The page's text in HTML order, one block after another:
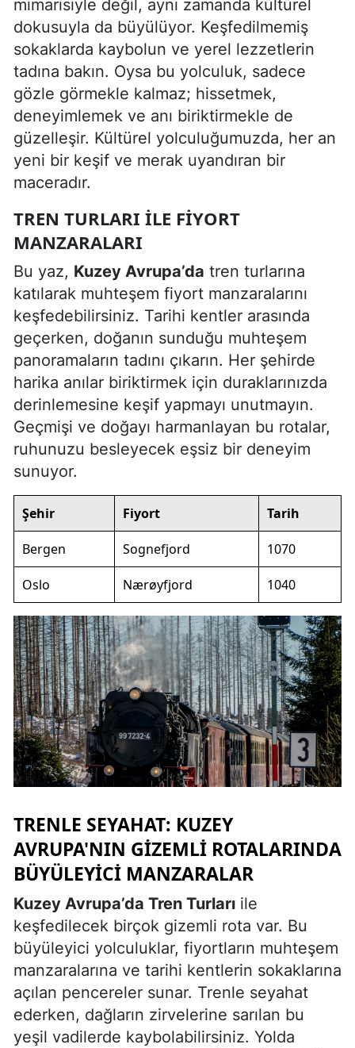
Yalova
Karabük
Kilis
Osmaniye
Düzce
mimarisiyle değil, aynı zamanda kültürel
dokusuyla da büyülüyor. Keşfedilmemiş
sokaklarda kaybolun ve yerel lezzetlerin
tadına bakın. Oysa bu yolculuk, sadece
gözle görmekle kalmaz; hissetmek,
deneyimlemek ve anı biriktirmekle de
güzelleşir. Kültürel yolculuğumuzda, her an
yeni bir keşif ve merak uyandıran bir
maceradır.
TREN TURLARI ILE FIYORT
MANZARALARI
Bu yaz, Kuzey Avrupa’da tren turlarına
katılarak muhteşem fiyort manzaralarını
keşfedebilirsiniz. Tarihi kentler arasında
geçerken, doğanın sunduğu muhteşem
panoramaların tadını çıkarın. Her şehirde
harika anılar biriktirmek için duraklarınızda
derinlemesine keşif yapmayı unutmayın.
Geçmişi ve doğayı harmanlayan bu rotalar,
ruhunuzu besleyecek eşsiz bir deneyim
sunuyor.
Şehir Fiyort Tarih
Bergen Sognefjord 1070
Oslo Nærøyfjord 1040
TRENLE SEYAHAT: KUZEY
AVRUPA'NIN GIZEMLI ROTALARINDA
BÜYÜLEYICI MANZARALAR
Kuzey Avrupa’da Tren Turları ile
keşfedilecek birçok gizemli rota var. Bu
büyüleyici yolculuklar, fiyortların muhteşem
manzaralarına ve tarihi kentlerin sokaklarına
açılan pencereler sunar. Trenle seyahat
ederken, dağların zirvelerine sarılan bu
yeşil vadilerde kaybolabilirsiniz. Yolda